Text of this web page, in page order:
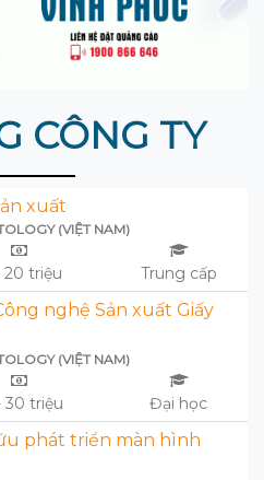
CÔNG TY
xuất
(VIỆT NAM)
20 triệu Trung cấp
nghệ Sản xuất Giấy
(VIỆT NAM)
30 triệu Đại học
phát triển màn hình